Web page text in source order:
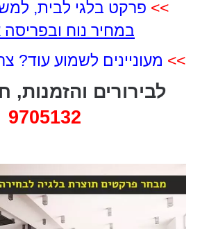
>> פרקט בלגי לבית,
במחיר נוח
>> מעוניינים לשמוע עוד?
לבירורים והזמנות,
9705132